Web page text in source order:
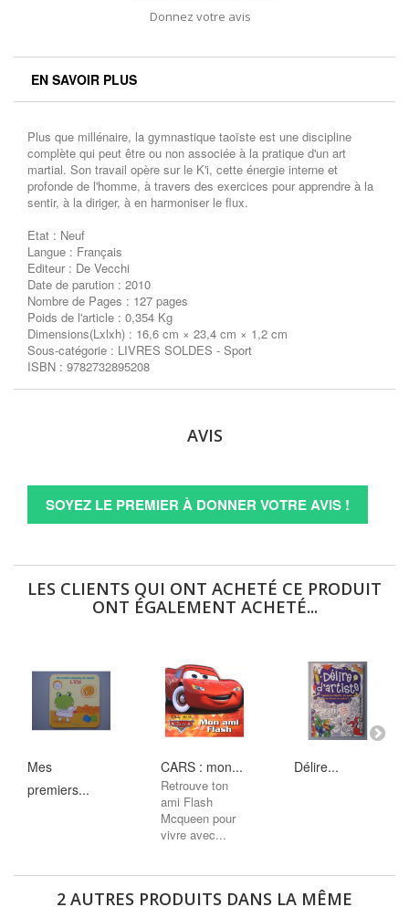
Donnez votre avis
EN SAVOIR PLUS
Plus que millénaire, la gymnastique taoïste est une discipline
complète qui peut être ou non associée à la pratique d'un art
martial. Son travail opère sur le K'i, cette énergie interne et
profonde de l'homme, à travers des exercices pour apprendre à la
sentir, à la diriger, à en harmoniser le flux.
Etat : Neuf
Langue : Français
Editeur : De Vecchi
Date de parution : 2010
Nombre de Pages : 127 pages
Poids de l'article : 0,354 Kg
Dimensions(Lxlxh) : 16,6 cm × 23,4 cm × 1,2 cm
Sous-catégorie : LIVRES SOLDES - Sport
ISBN : 9782732895208
AVIS
SOYEZ LE PREMIER À DONNER VOTRE AVIS !
LES CLIENTS QUI ONT ACHETÉ CE PRODUIT
ONT ÉGALEMENT ACHETÉ...
Mes
premiers...
CARS : mon...
Retrouve ton
ami Flash
Mcqueen pour
vivre avec...
Délire...
2 AUTRES PRODUITS DANS LA MÊME